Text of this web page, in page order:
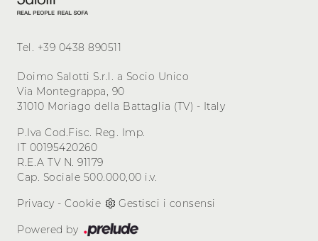
Tel. +39 0438 890511
Doimo Salotti S.r.l. a Socio Unico
Via Montegrappa, 90
31010 Moriago della Battaglia (TV) - Italy
P.Iva Cod.Fisc. Reg. Imp.
IT 00195420260
R.E.A TV N. 91179
Cap. Sociale 500.000,00 i.v.
Privacy - Cookie Gestisci i consensi
Powered by